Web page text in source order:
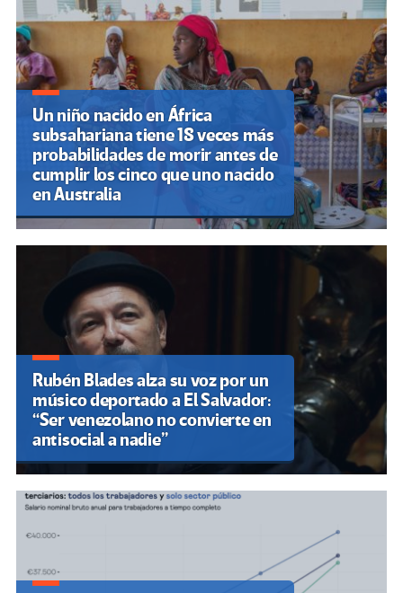
Un niño nacido en África
subsahariana tiene 18 veces más
probabilidades de morir antes de
cumplir los cinco que uno nacido
en Australia
Rubén Blades alza su voz por un
músico deportado a El Salvador:
“Ser venezolano no convierte en
antisocial a nadie”